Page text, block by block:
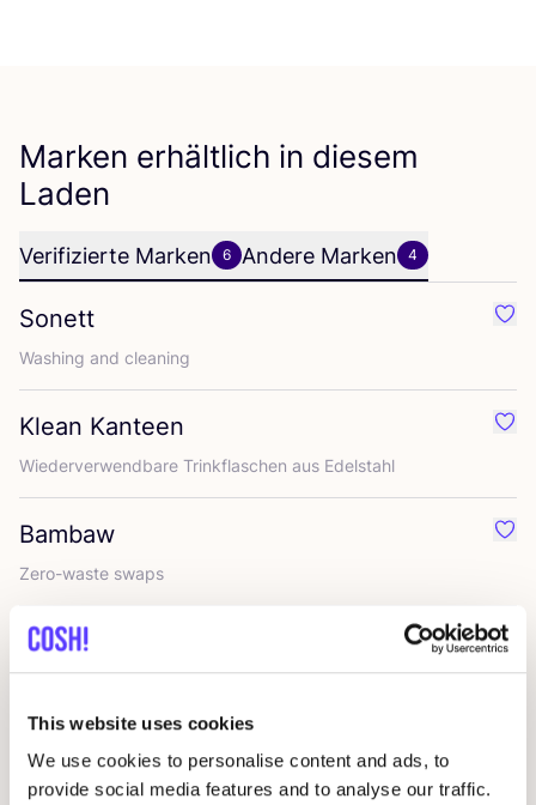
This website uses cookies
We use cookies to personalise content and ads, to
provide social media features and to analyse our traffic.
Marken erhältlich in diesem
Laden
Verifizierte Marken 6 Andere Marken 4
Sonett
Washing and cleaning
Klean Kanteen
Wie­der­ver­wend­ba­re Trink­fla­schen aus Edelstahl
Bambaw
Zero-was­te swaps
Dr. Bronner’s
The Humble Co.
Mund­pfle­ge, frei von Chemikalien